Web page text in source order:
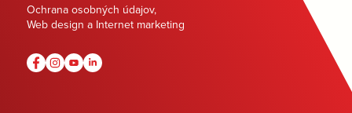
Ochrana osobných údajov,
Web design a Internet marketing